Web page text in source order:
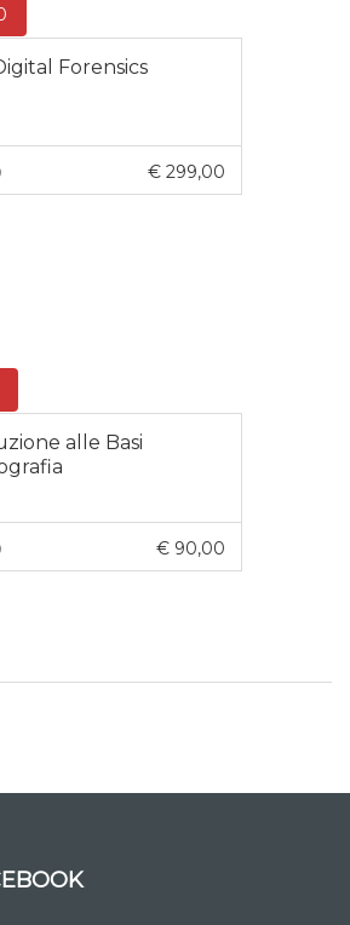
Forensics
€ 299,00
alle Basi
€ 90,00